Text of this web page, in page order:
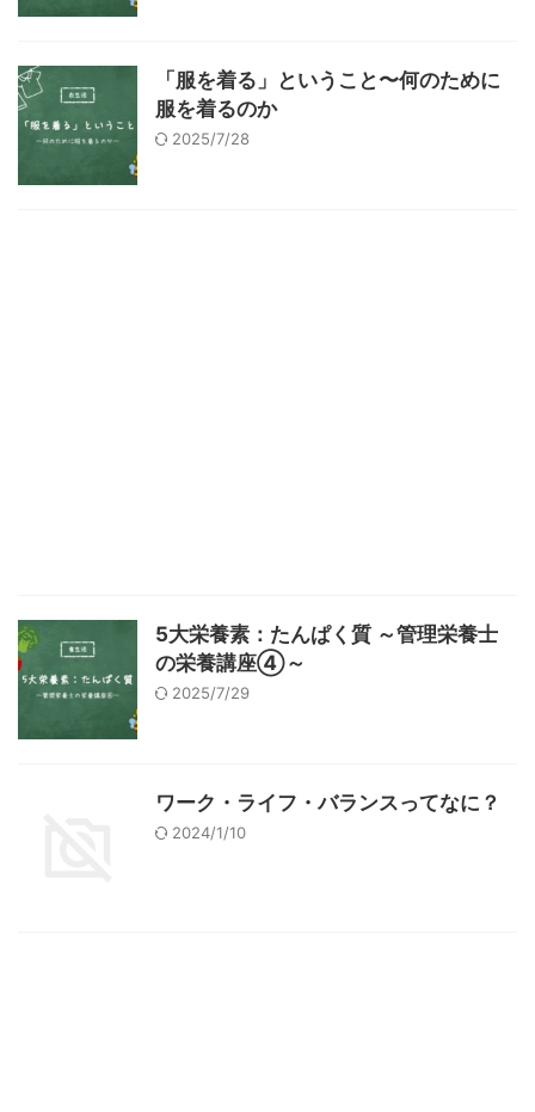
「服を着る」ということ〜何のために
服を着るのか
2025/7/28
5大栄養素：たんぱく質 ～管理栄養士
の栄養講座④～
2025/7/29
ワーク・ライフ・バランスってなに？
2024/1/10